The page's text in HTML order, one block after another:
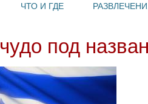
ЧТО И ГДЕ
под